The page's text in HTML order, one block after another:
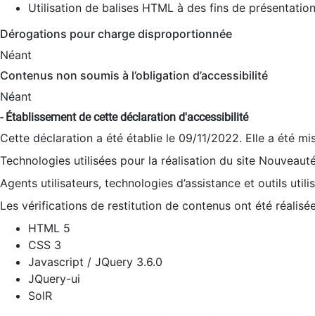
Utilisation de balises HTML à des fins de
Dérogations pour charge disproportionnée
Néant
Contenus non soumis à l’obligation d’accessibilité
Néant
- Établissement de cette déclaration d'accessibilité
Cette déclaration a été établie le 09/11/2022. Elle a été
Technologies utilisées pour la réalisation du site
Agents utilisateurs, technologies d’assistance et outils
Les vérifications de restitution de contenus ont été
HTML 5
CSS 3
Javascript / JQuery 3.6.0
JQuery-ui
SolR